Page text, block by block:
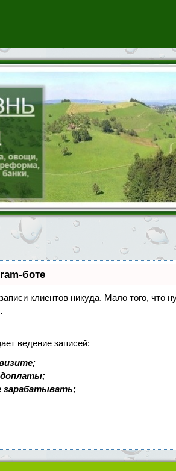
боте
клиентов никуда. Мало того,
ведение записей:
зарабатывать;